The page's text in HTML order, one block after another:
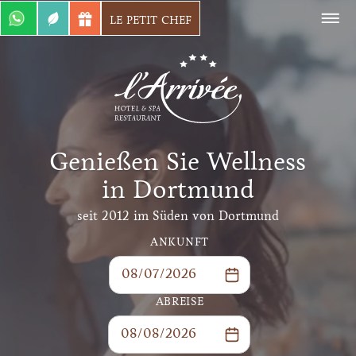
Zimmer einfach über WhatsApp
buchen!
+49 (0) 172
7880158
Mehr Informationen
Spa Behandlung
Über WhatsApp können Sie auch
ganz einfach eine Spa-Behandlung
LE PETIT CHEF
Genießen Sie Wellness
in Dortmund
seit 2012 im Süden von Dortmund
ANKUNFT
ABREISE